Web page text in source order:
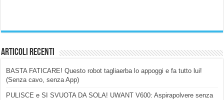
Articoli Recenti
BASTA FATICARE! Questo robot tagliaerba lo appoggi e fa tutto lui!
(Senza cavo, senza App)
PULISCE e SI SVUOTA DA SOLA! UWANT V600: Aspirapolvere senza